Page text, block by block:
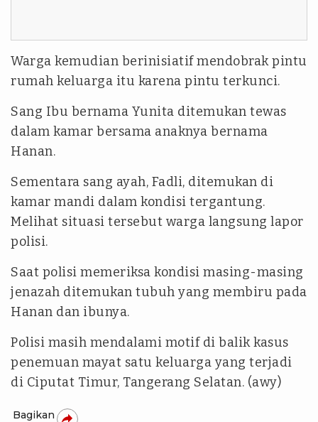
Warga kemudian berinisiatif mendobrak pintu
rumah keluarga itu karena pintu terkunci.
Sang Ibu bernama Yunita ditemukan tewas
dalam kamar bersama anaknya bernama
Hanan.
Sementara sang ayah, Fadli, ditemukan di
kamar mandi dalam kondisi tergantung.
Melihat situasi tersebut warga langsung lapor
polisi.
Saat polisi memeriksa kondisi masing-masing
jenazah ditemukan tubuh yang membiru pada
Hanan dan ibunya.
Polisi masih mendalami motif di balik kasus
penemuan mayat satu keluarga yang terjadi
di Ciputat Timur, Tangerang Selatan. (awy)
Bagikan